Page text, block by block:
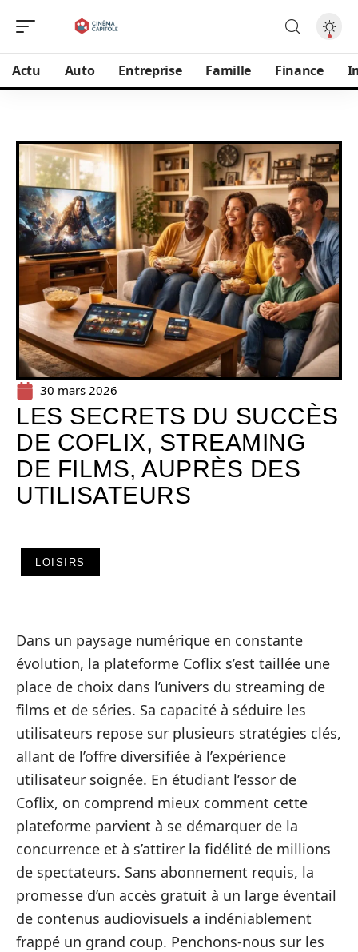
Actu Auto Entreprise Famille Finance
30 mars 2026
LES SECRETS DU SUCCÈS
DE COFLIX, STREAMING
DE FILMS, AUPRÈS DES
UTILISATEURS
LOISIRS
Dans un paysage numérique en constante
évolution, la plateforme Coflix s’est taillée une
place de choix dans l’univers du streaming de
films et de séries. Sa capacité à séduire les
utilisateurs repose sur plusieurs stratégies clés,
allant de l’offre diversifiée à l’expérience
utilisateur soignée. En étudiant l’essor de
Coflix, on comprend mieux comment cette
plateforme parvient à se démarquer de la
concurrence et à s’attirer la fidélité de millions
de spectateurs. Sans abonnement requis, la
promesse d’un accès gratuit à un large éventail
de contenus audiovisuels a indéniablement
frappé un grand coup. Penchons-nous sur les